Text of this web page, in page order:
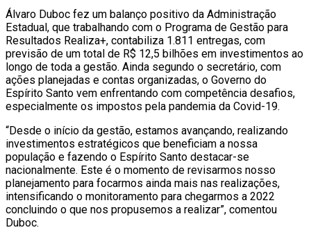
Álvaro Duboc fez um balanço positivo da Administração
Estadual, que trabalhando com o Programa de Gestão para
Resultados Realiza+, contabiliza 1.811 entregas, com
previsão de um total de R$ 12,5 bilhões em investimentos ao
longo de toda a gestão. Ainda segundo o secretário, com
ações planejadas e contas organizadas, o Governo do
Espírito Santo vem enfrentando com competência desafios,
especialmente os impostos pela pandemia da Covid-19.
“Desde o início da gestão, estamos avançando, realizando
investimentos estratégicos que beneficiam a nossa
população e fazendo o Espírito Santo destacar-se
nacionalmente. Este é o momento de revisarmos nosso
planejamento para focarmos ainda mais nas realizações,
intensificando o monitoramento para chegarmos a 2022
concluindo o que nos propusemos a realizar”, comentou
Duboc.